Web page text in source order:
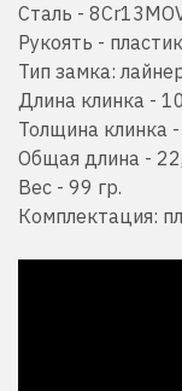
Сталь -
Рукоять -
Тип замка:
Длина клинка -
Толщина клинка
Общая длина -
Вес - 99 гр.
Комплектация: